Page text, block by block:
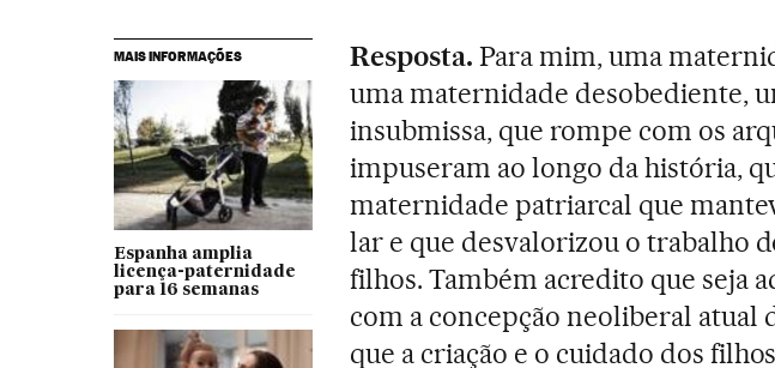
MAIS INFORMAÇÕES
Espanha amplia
licença-paternidade
para 16 semanas
Resposta. Para mim, uma
uma maternidade desobediente,
insubmissa, que rompe com os
impuseram ao longo da história,
maternidade patriarcal que
lar e que desvalorizou o trabalho
filhos. Também acredito que seja
com a concepção neoliberal atual
que a criação e o cuidado dos